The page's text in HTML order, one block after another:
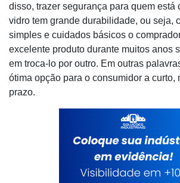
disso, trazer segurança para quem está
vidro tem grande durabilidade, ou seja,
simples e cuidados básicos o
excelente produto durante muitos anos
em troca-lo por outro. Em outras
ótima opção para o consumidor a curto,
prazo.